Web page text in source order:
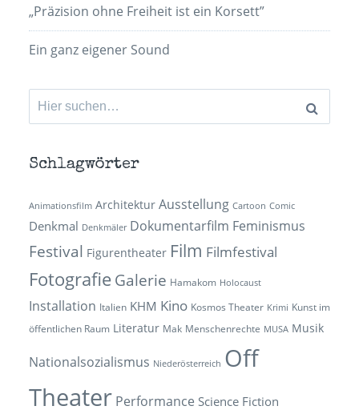
„Präzision ohne Freiheit ist ein Korsett”
Ein ganz eigener Sound
Suchen
nach:
Schlagwörter
Animationsfilm Architektur Ausstellung Cartoon Comic
Denkmal Denkmäler Dokumentarfilm Feminismus
Festival Figurentheater Film Filmfestival
Fotografie Galerie Hamakom Holocaust
Installation Italien KHM Kino Kosmos Theater Krimi Kunst im
öffentlichen Raum Literatur Mak Menschenrechte MUSA Musik
Nationalsozialismus Niederösterreich Off
Theater Performance Science Fiction